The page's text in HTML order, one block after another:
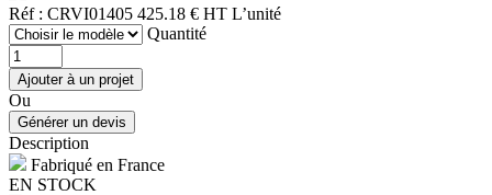
Réf : CRVI01405 425.18 € HT L’unité
Quantité
Ou
Description
Fabriqué en France
EN STOCK